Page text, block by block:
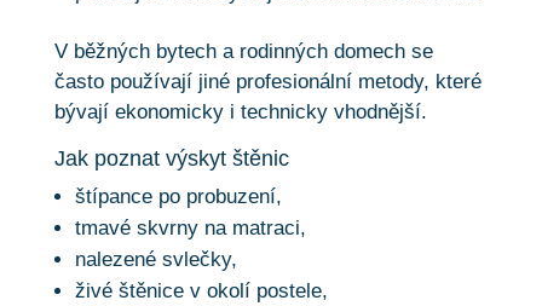
V běžných bytech a rodinných domech se
často používají jiné profesionální metody, které
bývají ekonomicky i technicky vhodnější.
Jak poznat výskyt štěnic
štípance po probuzení,
tmavé skvrny na matraci,
nalezené svlečky,
živé štěnice v okolí postele,